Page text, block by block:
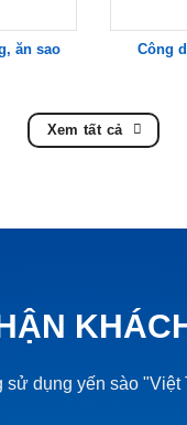
ăn sao
Công
Xem tất cả
dụng yến sào "Việt